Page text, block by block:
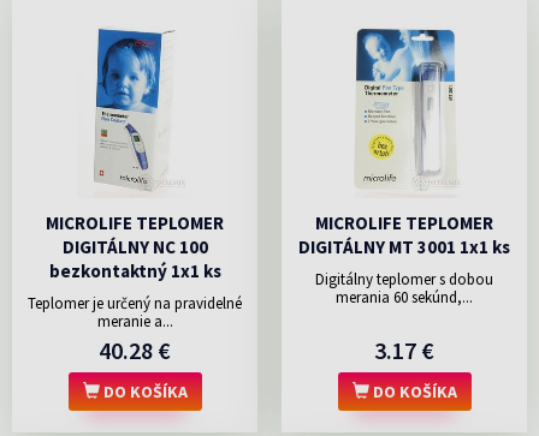
MICROLIFE TEPLOMER
DIGITÁLNY NC 100
bezkontaktný 1x1 ks
Teplomer je určený na pravidelné
meranie a...
40.28 €
DO KOŠÍKA
MICROLIFE TEPLOMER
DIGITÁLNY MT 3001 1x1 ks
Digitálny teplomer s dobou
merania 60 sekúnd,...
3.17 €
DO KOŠÍKA